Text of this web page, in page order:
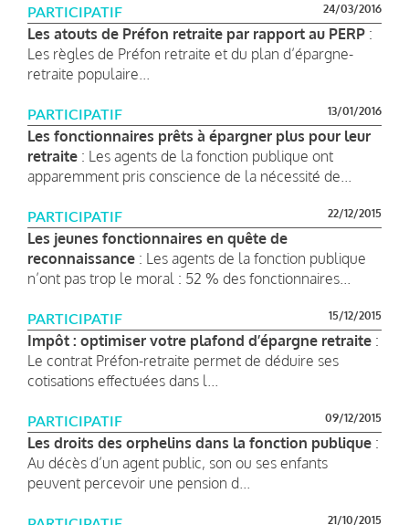
PARTICIPATIF 24/03/2016
Les atouts de Préfon retraite par rapport au PERP :
Les règles de Préfon retraite et du plan d’épargne-
retraite populaire...
PARTICIPATIF 13/01/2016
Les fonctionnaires prêts à épargner plus pour leur
retraite : Les agents de la fonction publique ont
apparemment pris conscience de la nécessité de...
PARTICIPATIF 22/12/2015
Les jeunes fonctionnaires en quête de
reconnaissance : Les agents de la fonction publique
n’ont pas trop le moral : 52 % des fonctionnaires...
PARTICIPATIF 15/12/2015
Impôt : optimiser votre plafond d’épargne retraite :
Le contrat Préfon-retraite permet de déduire ses
cotisations effectuées dans l...
PARTICIPATIF 09/12/2015
Les droits des orphelins dans la fonction publique :
Au décès d’un agent public, son ou ses enfants
peuvent percevoir une pension d...
21/10/2015